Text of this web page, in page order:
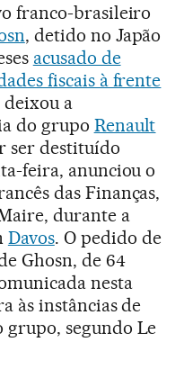
franco-brasileiro
, detido no Japão
acusado de
fiscais à frente
deixou a
do grupo Renault
ser destituído
feira, anunciou o
das Finanças,
durante a
Davos. O pedido de
Ghosn, de 64
nesta
às instâncias de
grupo, segundo Le